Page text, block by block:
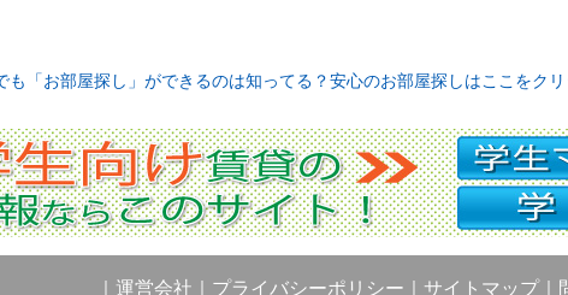
も「お部屋探し」ができるのは知ってる？安心のお部屋探しはここをクリ
運営会社 プライバシーポリシー サイトマップ｜